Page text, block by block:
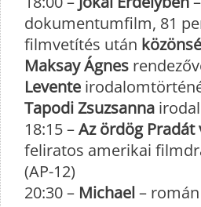
dokumentumfilm, 81
filmvetítés után
Maksay Ágnes
Levente
Tapodi Zsuzsanna
18:15 –Az ördög Pradát
feliratos amerikai
(AP-12)
20:30 – Michael–